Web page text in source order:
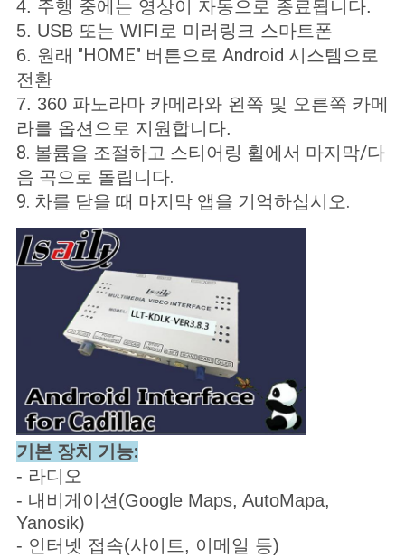
4. 주행 중에는 영상이 자동으로 종료됩니다.
5. USB 또는 WIFI로 미러링크 스마트폰
6. 원래 "HOME" 버튼으로 Android 시스템으로
전환
7. 360 파노라마 카메라와 왼쪽 및 오른쪽 카메
라를 옵션으로 지원합니다.
8. 볼륨을 조절하고 스티어링 휠에서 마지막/다
음 곡으로 돌립니다.
9. 차를 닫을 때 마지막 앱을 기억하십시오.
기본 장치 기능:
- 라디오
- 내비게이션(Google Maps, AutoMapa,
Yanosik)
- 인터넷 접속(사이트, 이메일 등)